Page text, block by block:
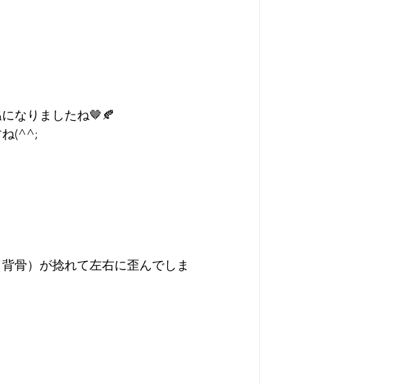
なりましたね🤎🍂
ね(^^;
骨）が捻れて左右に歪んでしま